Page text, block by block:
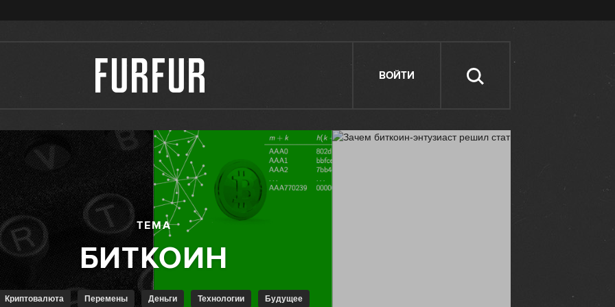
ВОЙТИ
ТЕМА
Криптовалюта Перемены Деньги Технологии Будущее